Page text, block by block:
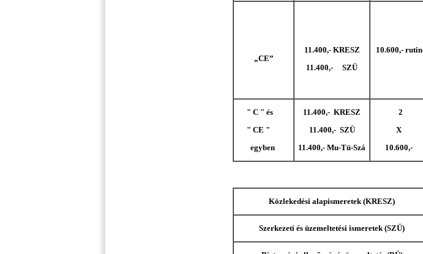
„CE”
11.400,- KRESZ
11.400,- SZÜ
10.600,- rutin
" C " és
" CE "
egyben
11.400,- KRESZ
11.400,- SZÜ
11.400,- Mu-Tü-Szá
2
X
10.600,-
Közlekedési alapismeretek (KRESZ)
Szerkezeti és üzemeltetési ismeretek (SZÜ)